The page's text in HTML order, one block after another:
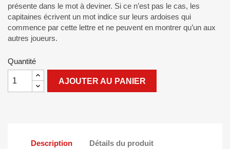
présente dans le mot à deviner. Si ce n’est pas le cas, les
capitaines écrivent un mot indice sur leurs ardoises qui
commence par cette lettre et ne peuvent en montrer qu’un aux
autres joueurs.
Quantité
AJOUTER AU PANIER
Description Détails du produit